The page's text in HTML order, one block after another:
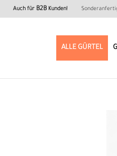
Auch für B2B Kunden!
ALLE GÜRTEL